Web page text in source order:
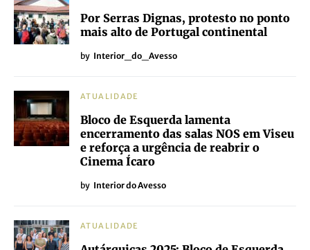
Por Serras Dignas, protesto no ponto
mais alto de Portugal continental
by Interior_do_Avesso
ATUALIDADE
Bloco de Esquerda lamenta
encerramento das salas NOS em Viseu
e reforça a urgência de reabrir o
Cinema Ícaro
by Interior do Avesso
ATUALIDADE